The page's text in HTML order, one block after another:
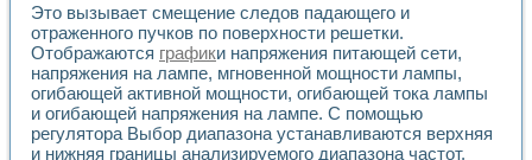
Лабораторный практикум по курсу ИИС на базе
Партнеры
Академические и отраслевые институты
Учебные заведения
Бизнес
Контакты
Это вызывает смещение следов падающего и
отраженного пучков по поверхности решетки.
Отображаются графики напряжения питающей сети,
напряжения на лампе, мгновенной мощности лампы,
огибающей активной мощности, огибающей тока лампы
и огибающей напряжения на лампе. С помощью
регулятора Выбор диапазона устанавливаются верхняя
и нижняя границы анализируемого диапазона частот.